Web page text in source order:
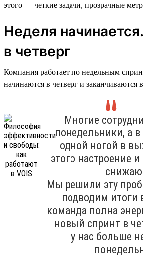
этого — четкие задачи, прозрачные
Неделя
в четверг
Компания работает по недельным
начинаются в четверг и заканчиваются в
Многие
понедельники, а
одной ногой в
этого настроение
Мы решили эту
подводим итоги
команда полна
новый спринт в
у нас больше